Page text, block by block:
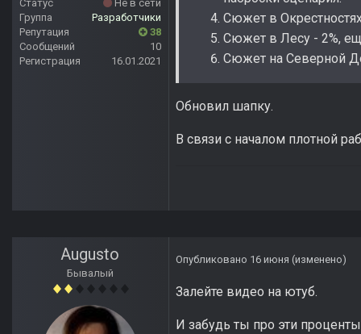
Статус
Не в сети
Группа
Разработчики
Репутация
38
Сообщений
10
Регистрация
16.01.2021
Сюжет в
Сюжет в Лесу - 2%,
Сюжет на Северной
Обновил шапку.
В связи с началом плотной
Augusto
Бывалый
Опубликовано 16 июня (изменено)
Залейте видео на ютуб.
И забудь ты про эти